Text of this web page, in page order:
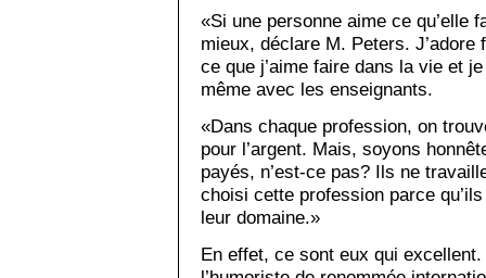
«Si une personne aime ce qu’elle
mieux, déclare M. Peters. J’adore
ce que j’aime faire dans la vie et
même avec les enseignants.
«Dans chaque profession, on
pour l’argent. Mais, soyons
payés, n’est-ce pas? Ils ne
choisi cette profession parce
leur domaine.»
En effet, ce sont eux qui